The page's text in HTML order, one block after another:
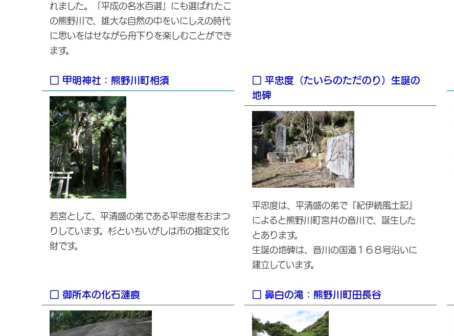
れました。「平成の名水百選」にも選ばれたこ
の熊野川で、雄大な自然の中をいにしえの時代
に思いをはせながら舟下りを楽しむことができ
ます。
□ 甲明神社：熊野川町相須
若宮として、平清盛の弟である平忠度をおまつ
りしています。杉といちいがしは市の指定文化
財です。
□ 平忠度（たいらのただのり）生誕の
地碑
平忠度は、平清盛の弟で『紀伊続風土記』
によると熊野川町宮井の音川で、誕生した
とあります。
生誕の地碑は、音川の国道１６８号沿いに
建立しています。
□ 御所本の化石漣痕 □ 鼻白の滝：熊野川町田長谷